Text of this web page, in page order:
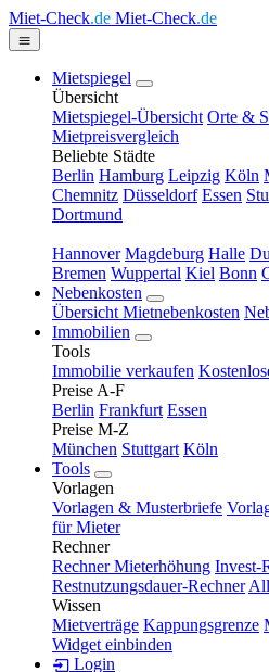
Miet-Check.de Miet-Check.de
Mietspiegel
Übersicht
Mietspiegel-Übersicht Orte &
Mietpreisvergleich
Beliebte Städte
Berlin Hamburg Leipzig Köln
Chemnitz Düsseldorf Essen
Dortmund
Hannover Magdeburg Halle
Bremen Wuppertal Kiel Bonn
Nebenkosten
Übersicht Mietnebenkosten
Immobilien
Tools
Immobilie verkaufen
Preise A-F
Berlin Frankfurt Essen
Preise M-Z
München Stuttgart Köln
Tools
Vorlagen
Vorlagen & Musterbriefe
für Mieter
Rechner
Rechner Mieterhöhung Invest-
Restnutzungsdauer-Rechner
Wissen
Mietverträge Kappungsgrenze
Widget einbinden
Login